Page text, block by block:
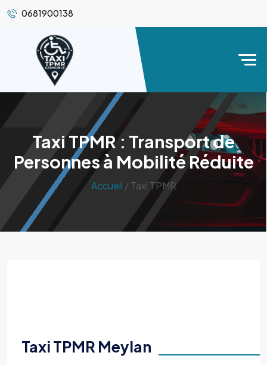
0681900138
Taxi TPMR : Transport de
Personnes à Mobilité Réduite
Accueil / Taxi TPMR
Taxi TPMR Meylan